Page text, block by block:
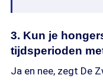
3. Kun je
tijdsperioden
Ja en nee, zegt De